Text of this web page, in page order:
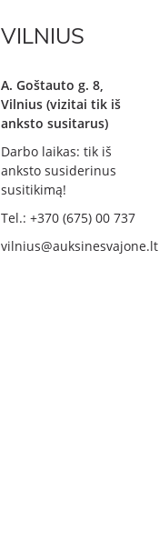
VILNIUS
A. Goštauto g. 8,
Vilnius (vizitai tik iš
anksto susitarus)
Darbo laikas: tik iš
anksto susiderinus
susitikimą!
Tel.: +370 (675) 00 737
vilnius@auksinesvajone.lt